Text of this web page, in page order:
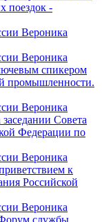
поездок -
Вероника
Вероника
спикером
промышленности.
Вероника
Совета
Федерации по
Вероника
к
Российской
Вероника
службы